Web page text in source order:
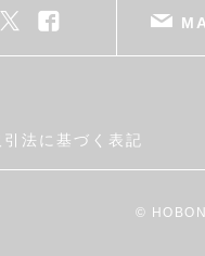
法に基づく表記
©